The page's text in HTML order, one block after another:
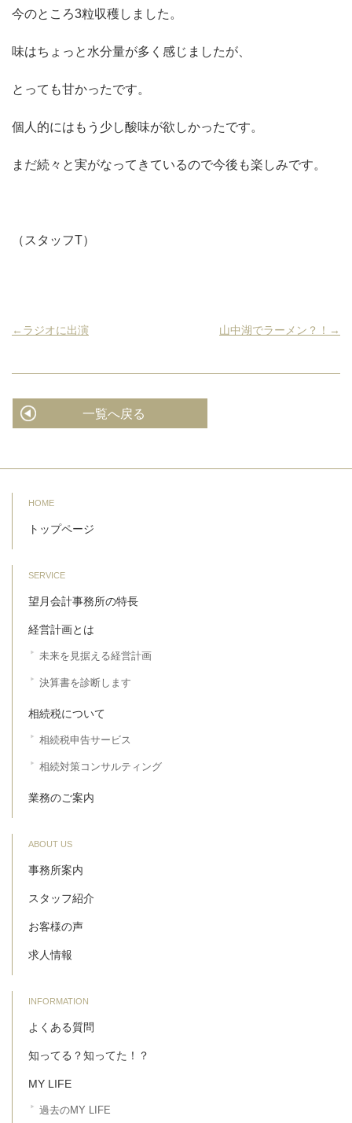
今のところ3粒収穫しました。
味はちょっと水分量が多く感じましたが、
とっても甘かったです。
個人的にはもう少し酸味が欲しかったです。
まだ続々と実がなってきているので今後も楽しみです。
（スタッフT）
←ラジオに出演 山中湖でラーメン？！→
一覧へ戻る
HOME
トップページ
SERVICE
望月会計事務所の特長
経営計画とは
未来を見据える経営計画
決算書を診断します
相続税について
相続税申告サービス
相続対策コンサルティング
業務のご案内
ABOUT US
事務所案内
スタッフ紹介
お客様の声
求人情報
INFORMATION
よくある質問
知ってる？知ってた！？
MY LIFE
過去のMY LIFE